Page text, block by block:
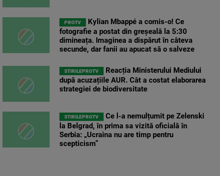
PROTV
Kylian Mbappé a comis-o! Ce
fotografie a postat din greșeală la 5:30
dimineața. Imaginea a dispărut în câteva
secunde, dar fanii au apucat să o salveze
STIRILEPROTV
Reacția Ministerului Mediului
după acuzațiile AUR. Cât a costat elaborarea
strategiei de biodiversitate
STIRILEPROTV
Ce l-a nemulțumit pe Zelenski
la Belgrad, în prima sa vizită oficială în
Serbia: „Ucraina nu are timp pentru
scepticism”